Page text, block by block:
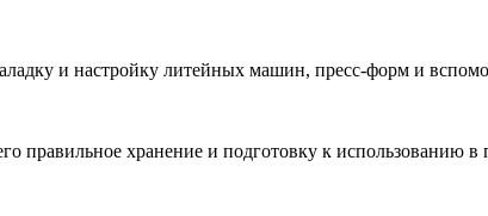
и настройку литейных машин, пресс-форм и
правильное хранение и подготовку к использованию в